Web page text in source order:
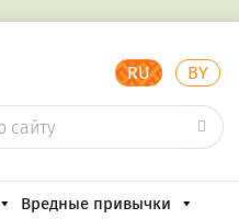
RU BY
Вредные привычки